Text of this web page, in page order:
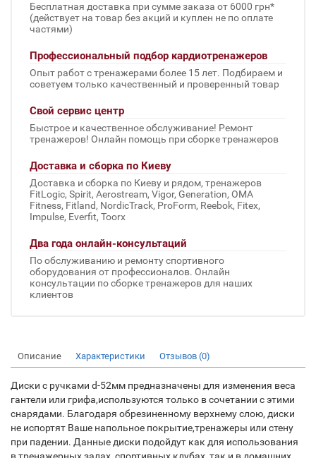
Бесплатная доставка при сумме заказа от 6000 грн*
(действует на товар без акций и куплен не по оплате
частями)
Профессиональный подбор кардиотренажеров
Опыт работ с тренажерами более 15 лет. Подбираем и
советуем только качественный и проверенный товар
Свой сервис центр
Быстрое и качественное обслуживание! Ремонт
тренажеров! Онлайн помощь при сборке тренажеров
Доставка и сборка по Киеву
Доставка и сборка по Киеву и рядом, тренажеров
FitLogic, Spirit, Aerostream, Vigor, Generation, OMA
Fitness, Fitland, NordicTrack, ProForm, Reebok, Fitex,
Impulse, Everfit, Toorx
Два года онлайн-консультаций
По обслуживанию и ремонту спортивного
оборудования от профессионалов. Онлайн
консультации по сборке тренажеров для наших
клиентов
Описание Характеристики Отзывов (0)
Диски с ручками d-52мм предназначены для изменения веса
гантели или грифа,используются только в сочетании с этими
снарядами. Благодаря обрезиненному верхнему слою, диски
не испортят Ваше напольное покрытие,тренажеры или стену
при падении. Данные диски подойдут как для использования